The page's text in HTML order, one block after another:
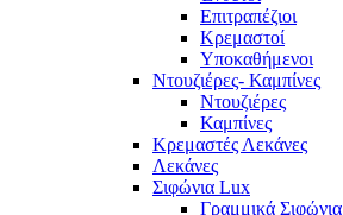
Επιτραπέζιοι
Κρεμαστοί
Υποκαθήμενοι
Ντουζιέρες- Καμπίνες
Ντουζιέρες
Καμπίνες
Κρεμαστές Λεκάνες
Λεκάνες
Σιφώνια Lux
Γραμμικά Σιφώνια